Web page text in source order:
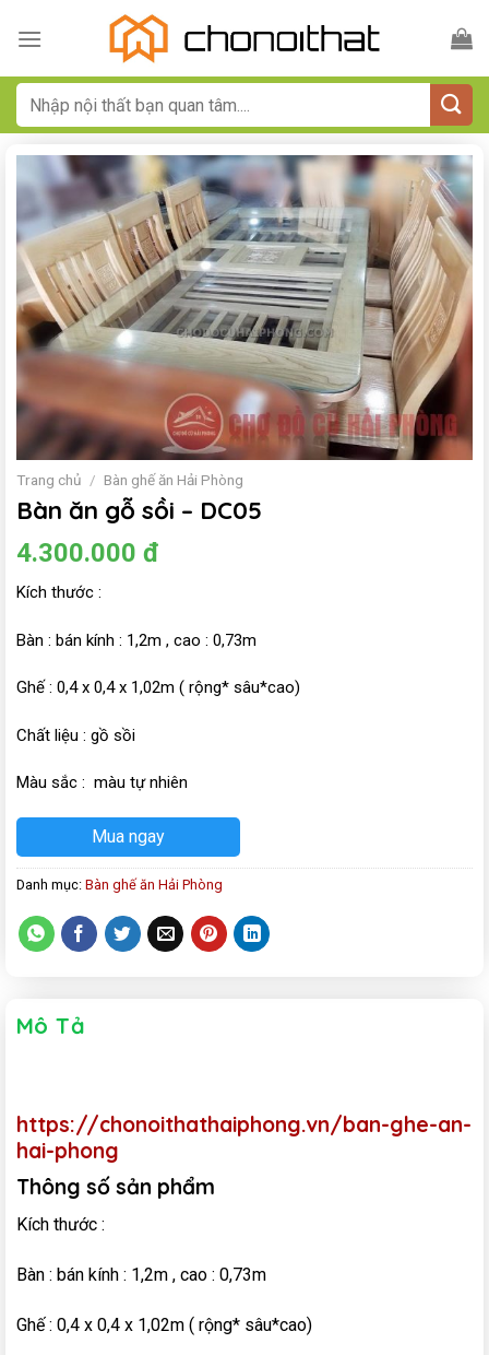
qua
dungTìm
kiếm:
Trang chủ / Bàn ghế ăn Hải Phòng
Bàn ăn gỗ sồi – DC05
4.300.000 đ
Kích thước :
Bàn : bán kính : 1,2m , cao : 0,73m
Ghế : 0,4 x 0,4 x 1,02m ( rộng* sâu*cao)
Chất liệu : gồ sồi
Màu sắc : màu tự nhiên
Mua ngay
Danh mục: Bàn ghế ăn Hải Phòng
Mô Tả
https://chonoithathaiphong.vn/ban-ghe-an-
hai-phong
Thông số sản phẩm
Kích thước :
Bàn : bán kính : 1,2m , cao : 0,73m
Ghế : 0,4 x 0,4 x 1,02m ( rộng* sâu*cao)